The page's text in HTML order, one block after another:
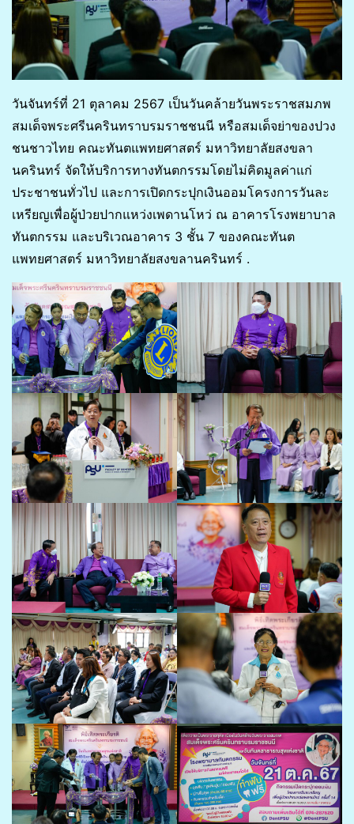
วันจันทร์ที่ 21 ตุลาคม 2567 เป็นวันคล้ายวันพระราชสมภพ
สมเด็จพระศรีนครินทราบรมราชชนนี หรือสมเด็จย่าของปวง
ชนชาวไทย คณะทันตแพทยศาสตร์ มหาวิทยาลัยสงขลา
นครินทร์ จัดให้บริการทางทันตกรรมโดยไม่คิดมูลค่าแก่
ประชาชนทั่วไป และการเปิดกระปุกเงินออมโครงการวันละ
เหรียญเพื่อผู้ป่วยปากแหว่งเพดานโหว่ ณ อาคารโรงพยาบาล
ทันตกรรม และบริเวณอาคาร 3 ชั้น 7 ของคณะทันต
แพทยศาสตร์ มหาวิทยาลัยสงขลานครินทร์ .